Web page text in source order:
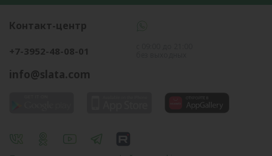
Контакт-центр
+7-3952-48-08-01
info@slata.com